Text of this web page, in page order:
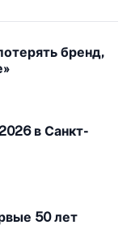
бренд,
в Санкт-
50 лет